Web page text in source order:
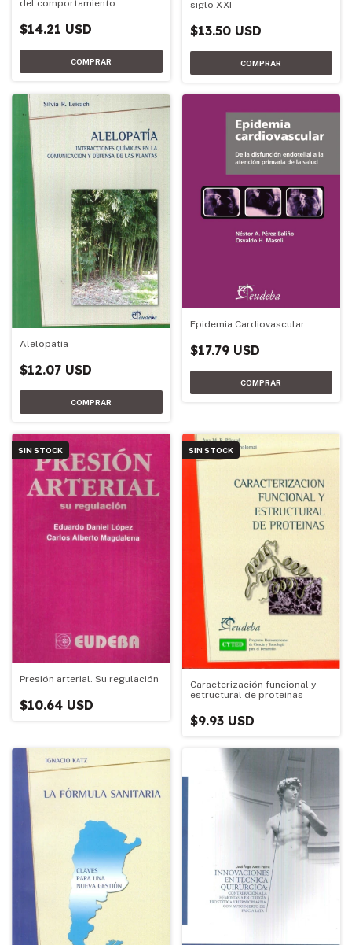
del comportamiento
$14.21 USD
siglo XXI
$13.50 USD
Alelopatía
$12.07 USD
Epidemia Cardiovascular
$17.79 USD
SIN STOCK
Presión arterial. Su regulación
$10.64 USD
SIN STOCK
Caracterización funcional y
estructural de proteínas
$9.93 USD